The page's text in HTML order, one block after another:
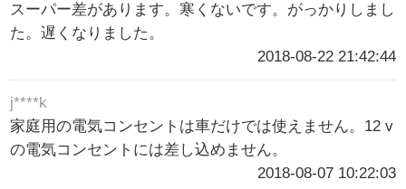
スーパー差があります。寒くないです。がっかりしまし
た。遅くなりました。
2018-08-22 21:42:44
j****k
家庭用の電気コンセントは車だけでは使えません。12 v
の電気コンセントには差し込めません。
2018-08-07 10:22:03